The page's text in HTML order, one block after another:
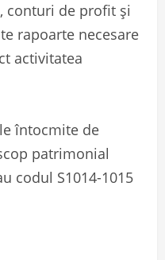
conturi de profit și
rapoarte necesare
activitatea
întocmite de
patrimonial
codul S1014-1015